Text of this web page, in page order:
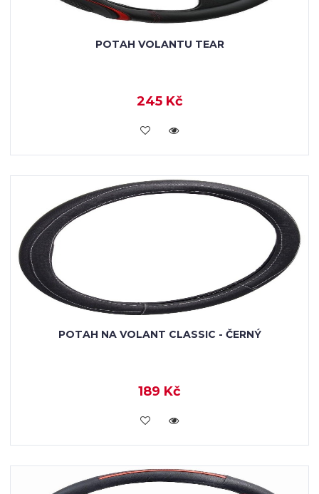
POTAH VOLANTU TEAR
245 Kč
VLOŽIT DO KOŠÍKU
POTAH NA VOLANT CLASSIC - ČERNÝ
189 Kč
VLOŽIT DO KOŠÍKU